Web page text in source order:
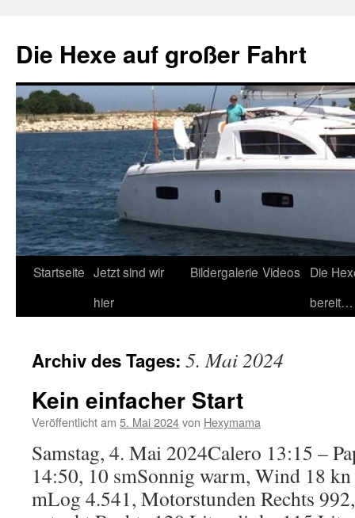
springen
Die Hexe auf großer Fahrt
Startseite Jetzt sind wir
hier
Bildergalerie Videos
Die
bereit…
Archiv des Tages: 5. Mai 2024
Kein einfacher Start
Veröffentlicht am 5. Mai 2024von Hexymama
Samstag, 4. Mai 2024Calero 13:15 –
14:50, 10 smSonnig warm, Wind 18 kn
mLog 4.541, Motorstunden Rechts